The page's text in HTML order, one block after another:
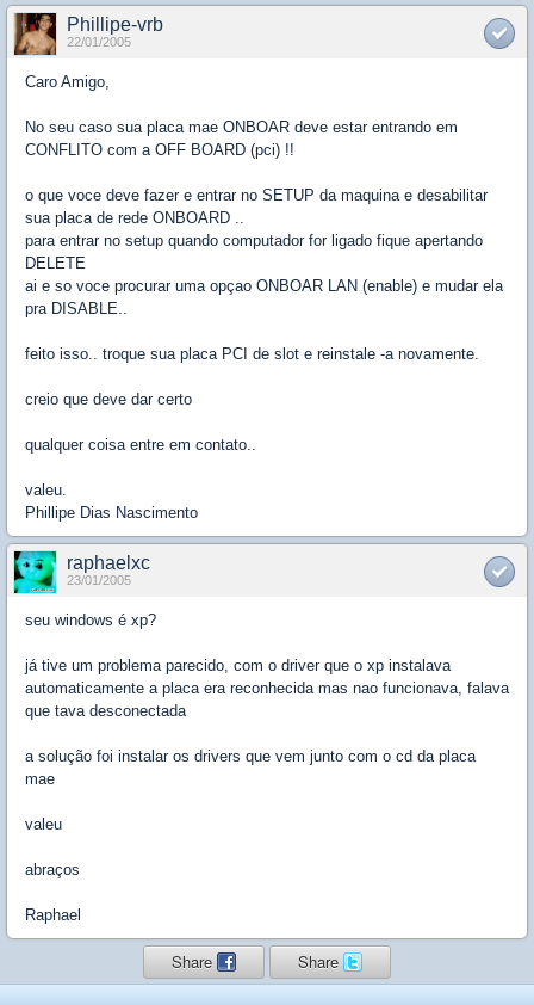
Phillipe-vrb
22/01/2005
Caro Amigo,
No seu caso sua placa mae ONBOAR deve estar entrando em
CONFLITO com a OFF BOARD (pci) !!
o que voce deve fazer e entrar no SETUP da maquina e desabilitar
sua placa de rede ONBOARD ..
para entrar no setup quando computador for ligado fique apertando
DELETE
ai e so voce procurar uma opçao ONBOAR LAN (enable) e mudar ela
pra DISABLE..
feito isso.. troque sua placa PCI de slot e reinstale -a novamente.
creio que deve dar certo
qualquer coisa entre em contato..
valeu.
Phillipe Dias Nascimento
raphaelxc
23/01/2005
seu windows é xp?
já tive um problema parecido, com o driver que o xp instalava
automaticamente a placa era reconhecida mas nao funcionava, falava
que tava desconectada
a solução foi instalar os drivers que vem junto com o cd da placa
mae
valeu
abraços
Raphael
Share Share